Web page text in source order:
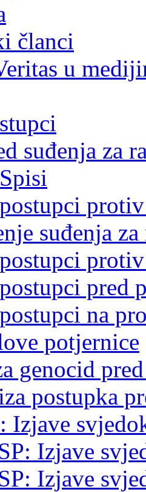
članci
u
suđenja za
suđenja
pred
na
potjernice
genocid
postupka
Izjave
Izjave
Izjave